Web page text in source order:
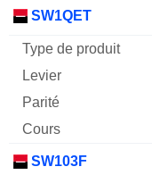
SW1QET
SW103F